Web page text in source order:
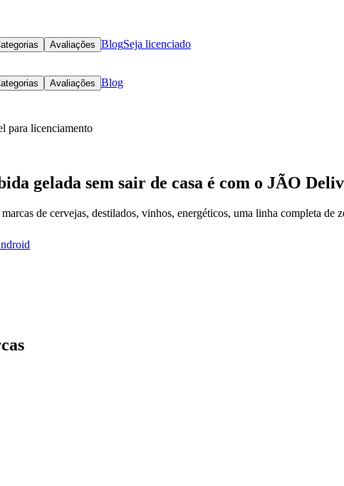
Avaliações BlogSeja licenciado
Avaliações Blog
para licenciamento
gelada sem sair de casa é com o JÃO
de cervejas, destilados, vinhos, energéticos, uma linha completa